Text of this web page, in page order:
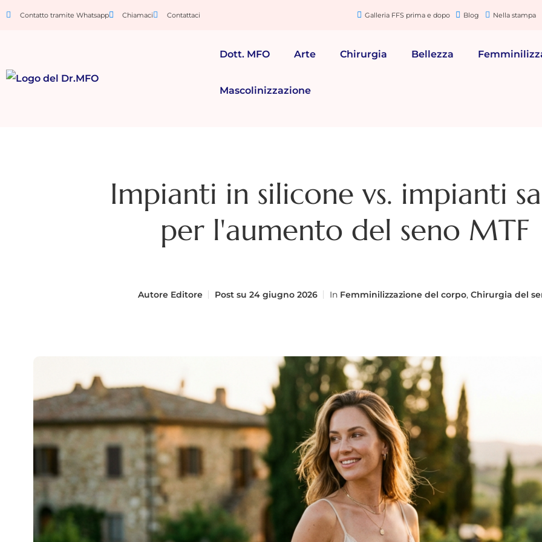
Contatto tramite Whatsapp Chiamaci Contattaci Galleria FFS prima e dopo Blog Nella stampa
Dott. MFO Arte Chirurgia Bellezza
Mascolinizzazione
Impianti in silicone vs. impianti
per l'aumento del seno MTF
AutoreEditore Post su 24 giugno 2026 In Femminilizzazione del corpo, Chirurgia del